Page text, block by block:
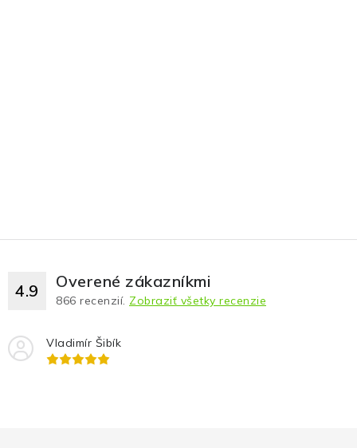
4.9 Overené zákazníkmi
866 recenzií. Zobraziť všetky recenzie
Vladimír Šibík